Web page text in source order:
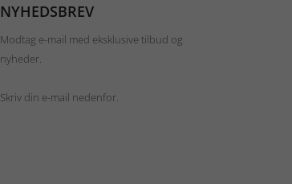
NYHEDSBREV
Modtag e-mail med eksklusive tilbud og
nyheder.
Skriv din e-mail nedenfor.